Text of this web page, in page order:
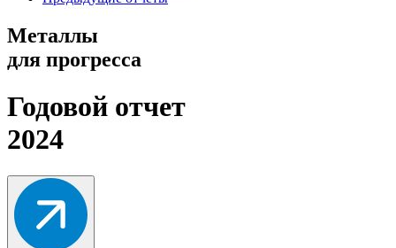
Металлы
для прогресса
Годовой отчет
2024